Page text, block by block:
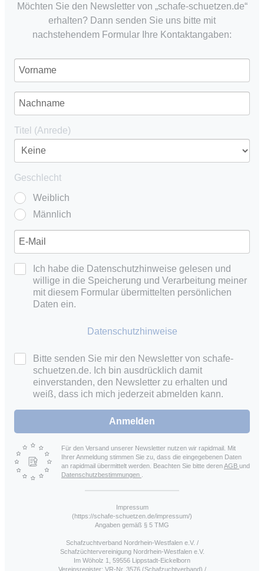
Möchten Sie den Newsletter von „schafe-schuetzen.de“
erhalten? Dann senden Sie uns bitte mit
nachstehendem Formular Ihre Kontaktangaben:
Titel (Anrede)
Geschlecht
Weiblich
Männlich
Ich habe die Datenschutzhinweise gelesen und
willige in die Speicherung und Verarbeitung meiner
mit diesem Formular übermittelten persönlichen
Daten ein.
Datenschutzhinweise
Bitte senden Sie mir den Newsletter von schafe-
schuetzen.de. Ich bin ausdrücklich damit
einverstanden, den Newsletter zu erhalten und
weiß, dass ich mich jederzeit abmelden kann.
Anmelden
Für den Versand unserer Newsletter nutzen wir rapidmail. Mit
Ihrer Anmeldung stimmen Sie zu, dass die eingegebenen Daten
an rapidmail übermittelt werden. Beachten Sie bitte derenAGB und
Datenschutzbestimmungen
Impressum
(https://schafe-schuetzen.de/impressum/)
Angaben gemäß § 5 TMG
Schafzuchtverband Nordrhein-Westfalen e.V. /
Schafzüchtervereinigung Nordrhein-Westfalen e.V.
Im Wöholz 1, 59556 Lippstadt-Eickelborn
Vereinsregister: VR-Nr. 3576 (Schafzuchtverband) /